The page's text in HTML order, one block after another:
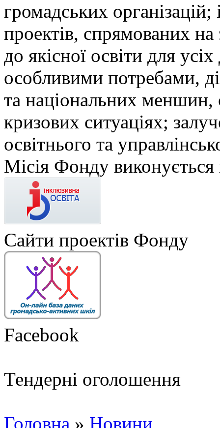
громадських організацій;
проектів, спрямованих на
до якісної освіти для
особливими потребами,
та національних меншин,
кризових ситуаціях;
освітнього та
Місія Фонду виконується
Сайти проектів Фонду
Facebook
Тендерні оголошення
Головна » Новини